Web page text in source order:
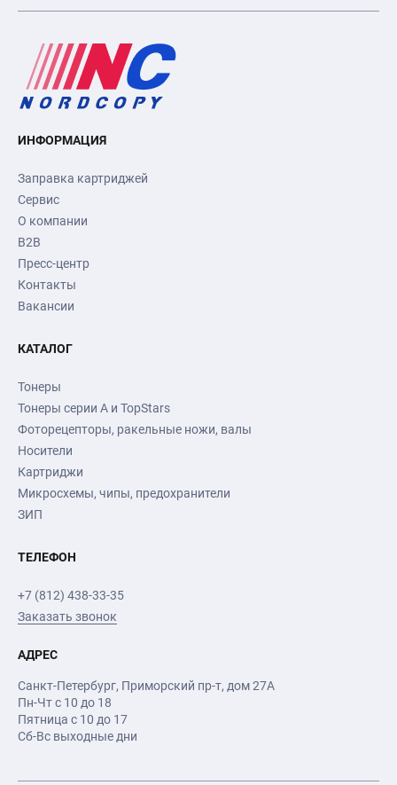
ИНФОРМАЦИЯ
Заправка картриджей
Сервис
О компании
B2B
Пресс-центр
Контакты
Вакансии
КАТАЛОГ
Тонеры
Тонеры серии А и TopStars
Фоторецепторы, ракельные ножи, валы
Носители
Картриджи
Микросхемы, чипы, предохранители
ЗИП
ТЕЛЕФОН
+7 (812) 438-33-35
Заказать звонок
АДРЕС
Санкт-Петербург, Приморский пр-т, дом 27А
Пн-Чт с 10 до 18
Пятница с 10 до 17
Сб-Вс выходные дни